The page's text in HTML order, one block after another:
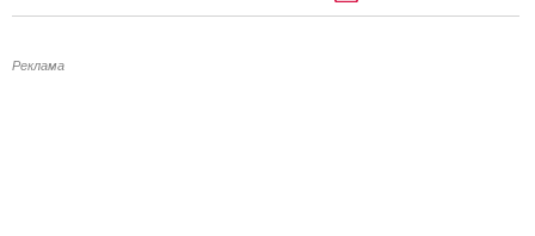
Реклама